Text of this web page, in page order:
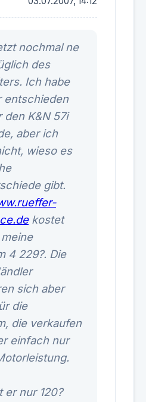
nochmal ne
des
Ich habe
entschieden
den K&N 57i
aber ich
wieso es
gibt.
kostet
4 229?. Die
sich aber
die
die verkaufen
einfach nur
er nur 120?